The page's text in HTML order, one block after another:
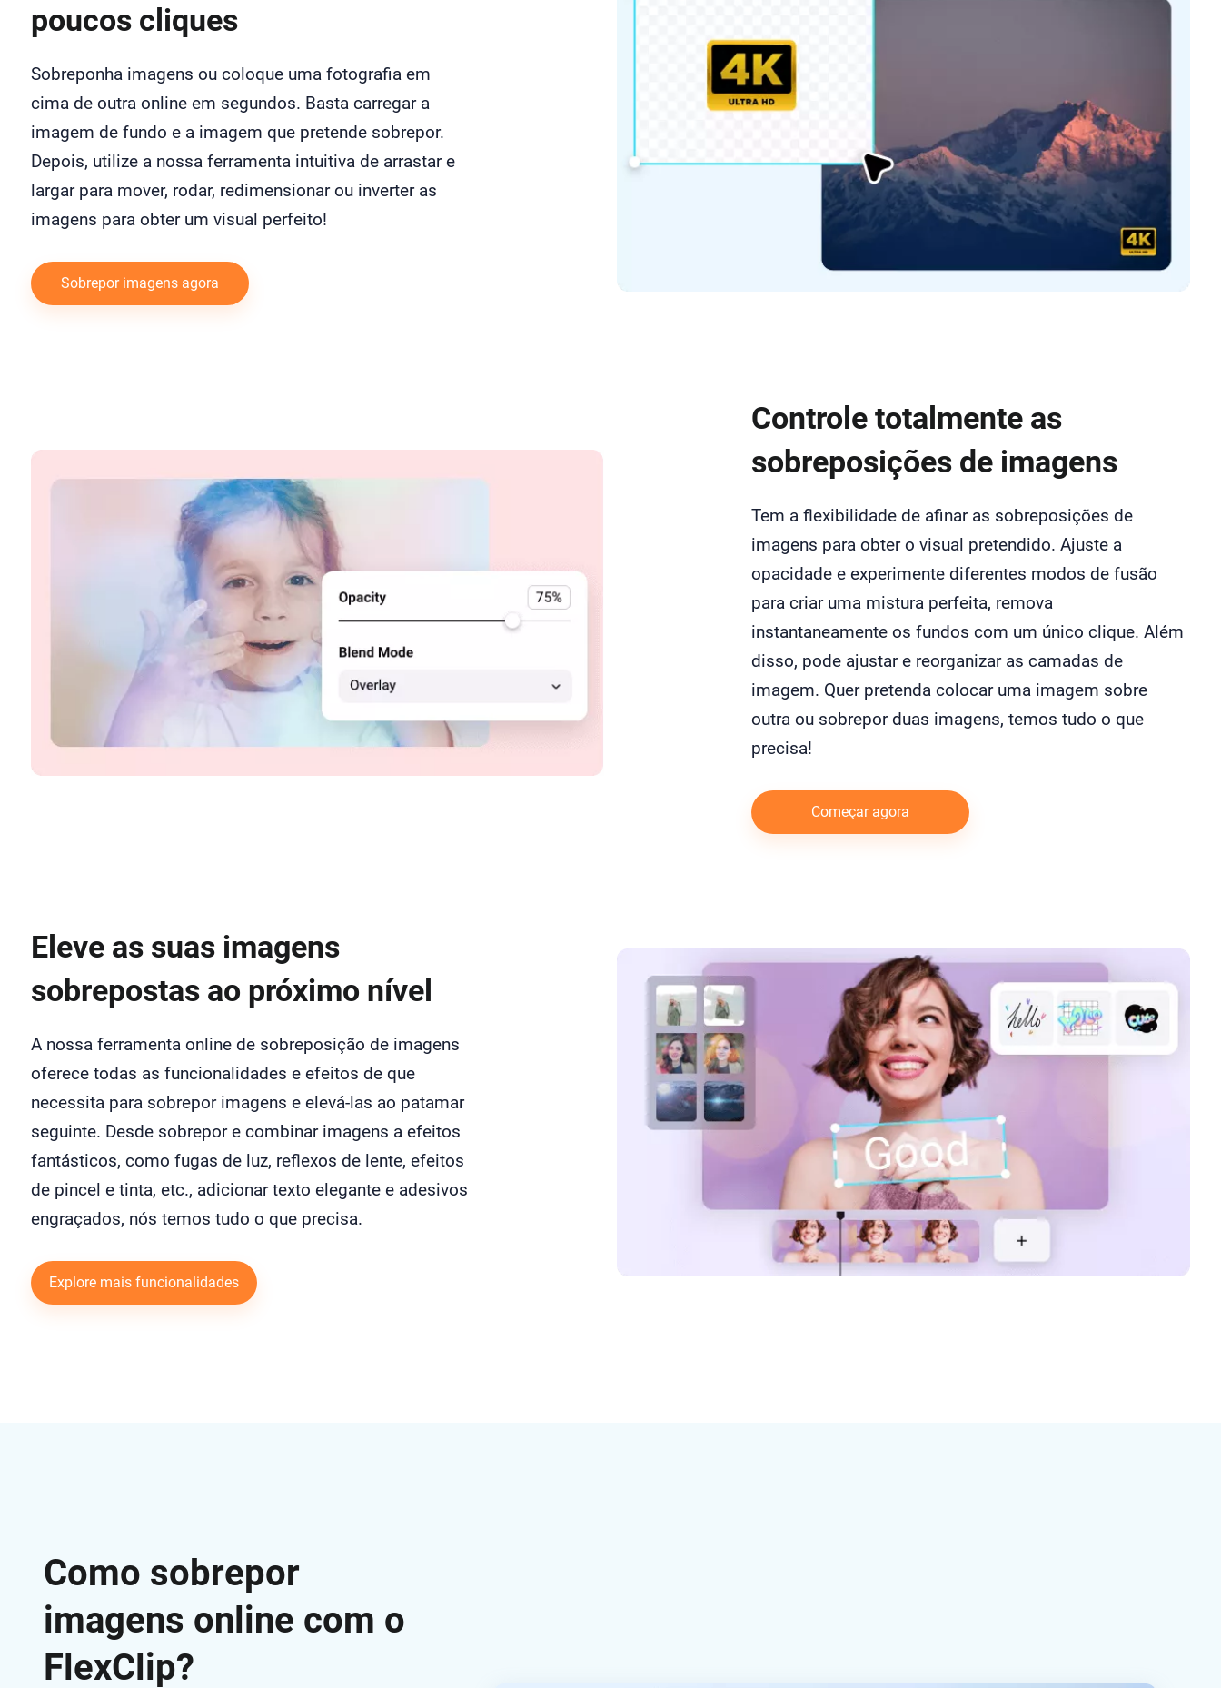
poucos cliques
Sobreponha imagens ou coloque uma fotografia em
cima de outra online em segundos. Basta carregar a
imagem de fundo e a imagem que pretende sobrepor.
Depois, utilize a nossa ferramenta intuitiva de arrastar e
largar para mover, rodar, redimensionar ou inverter as
imagens para obter um visual perfeito!
Sobrepor imagens agora
Controle totalmente as
sobreposições de imagens
Tem a flexibilidade de afinar as sobreposições de
imagens para obter o visual pretendido. Ajuste a
opacidade e experimente diferentes modos de fusão
para criar uma mistura perfeita, remova
instantaneamente os fundos com um único clique. Além
disso, pode ajustar e reorganizar as camadas de
imagem. Quer pretenda colocar uma imagem sobre
outra ou sobrepor duas imagens, temos tudo o que
precisa!
Começar agora
Eleve as suas imagens
sobrepostas ao próximo nível
A nossa ferramenta online de sobreposição de imagens
oferece todas as funcionalidades e efeitos de que
necessita para sobrepor imagens e elevá-las ao patamar
seguinte. Desde sobrepor e combinar imagens a efeitos
fantásticos, como fugas de luz, reflexos de lente, efeitos
de pincel e tinta, etc., adicionar texto elegante e adesivos
engraçados, nós temos tudo o que precisa.
Explore mais funcionalidades
Como sobrepor
imagens online com o
FlexClip?